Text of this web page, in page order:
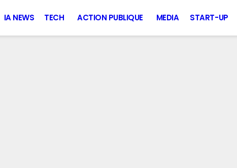
IA NEWS TECH ACTION PUBLIQUE MEDIA START-UP